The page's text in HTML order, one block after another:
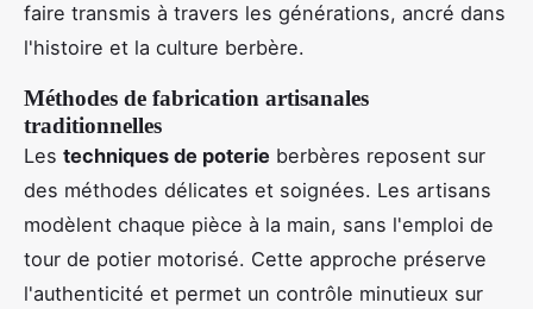
faire transmis à travers les générations, ancré dans
l'histoire et la culture berbère.
Méthodes de fabrication artisanales
traditionnelles
Les techniques de poterie berbères reposent sur
des méthodes délicates et soignées. Les artisans
modèlent chaque pièce à la main, sans l'emploi de
tour de potier motorisé. Cette approche préserve
l'authenticité et permet un contrôle minutieux sur